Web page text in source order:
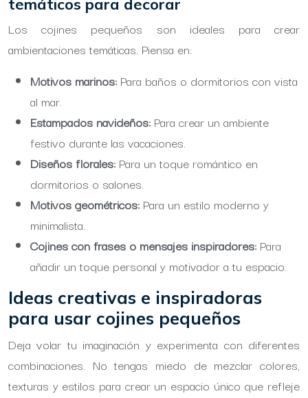
temáticos para decorar
Los cojines pequeños son ideales para crear
ambientaciones temáticas. Piensa en:
Motivos marinos: Para baños o dormitorios con vista
al mar.
Estampados navideños: Para crear un ambiente
festivo durante las vacaciones.
Diseños florales: Para un toque romántico en
dormitorios o salones.
Motivos geométricos: Para un estilo moderno y
minimalista.
Cojines con frases o mensajes inspiradores: Para
añadir un toque personal y motivador a tu espacio.
Ideas creativas e inspiradoras
para usar cojines pequeños
Deja volar tu imaginación y experimenta con diferentes
combinaciones. No tengas miedo de mezclar colores,
texturas y estilos para crear un espacio único que refleje